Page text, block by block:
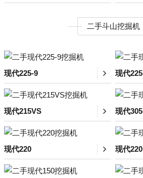
二手斗山挖掘机
现代225-9 现代225
现代215VS 现代305
现代220 现代220